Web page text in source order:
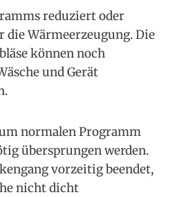
reduziert oder
die Wärmeerzeugung. Die
können noch
und Gerät
normalen Programm
übersprungen werden.
vorzeitig beendet,
nicht dicht